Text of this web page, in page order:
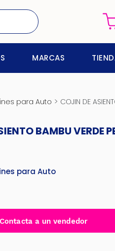
MARCAS
para Auto > COJIN DE
BAMBU VERDE
para Auto
Contacta a un vendedor